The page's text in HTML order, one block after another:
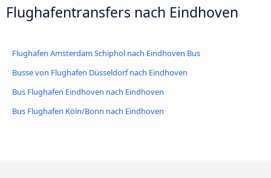
Flughafentransfers nach Eindhoven
Flughafen Amsterdam Schiphol nach Eindhoven Bus
Busse von Flughafen Düsseldorf nach Eindhoven
Bus Flughafen Eindhoven nach Eindhoven
Bus Flughafen Köln/Bonn nach Eindhoven